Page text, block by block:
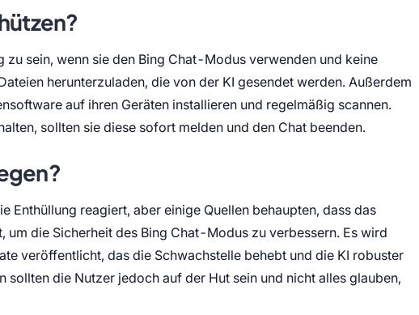
sein, wenn sie den Bing Chat-Modus verwenden und keine
herunterzuladen, die von der KI gesendet werden. Außerdem
auf ihren Geräten installieren und regelmäßig scannen.
sollten sie diese sofort melden und den Chat beenden.
Enthüllung reagiert, aber einige Quellen behaupten, dass das
um die Sicherheit des Bing Chat-Modus zu verbessern. Es wird
veröffentlicht, das die Schwachstelle behebt und die KI robuster
sollten die Nutzer jedoch auf der Hut sein und nicht alles glauben,